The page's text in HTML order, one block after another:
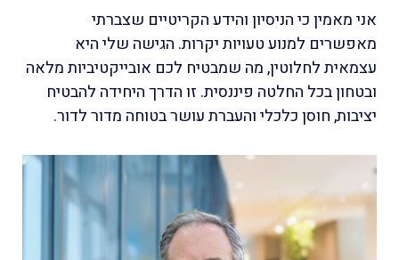
אני מאמין כי הניסיון והידע הקריטיים שצברתי
מאפשרים למנוע טעויות יקרות. הגישה שלי היא
עצמאית לחלוטין, מה שמבטיח לכם אובייקטיביות מלאה
ובטחון בכל החלטה פיננסית. זו הדרך היחידה להבטיח
יציבות, חוסן כלכלי והעברת עושר בטוחה מדור לדור.